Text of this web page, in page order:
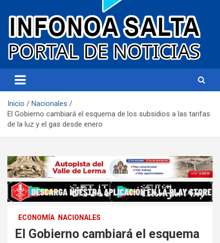
Infonoa Salta
Inicio
Nacionales
El Gobierno cambiará el esquema de los subsidios a las tarifas
de la luz y el gas desde enero
ECONOMÍA NACIONALES
El Gobierno cambiará el esquema